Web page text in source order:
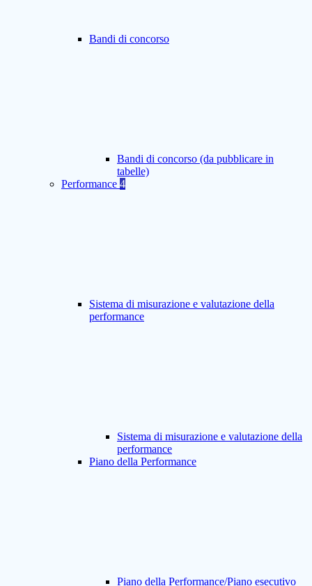
Bandi di concorso
Bandi di concorso (da pubblicare in
tabelle)
Performance 4
Sistema di misurazione e valutazione della
performance
Sistema di misurazione e valutazione della
performance
Piano della Performance
Piano della Performance/Piano esecutivo